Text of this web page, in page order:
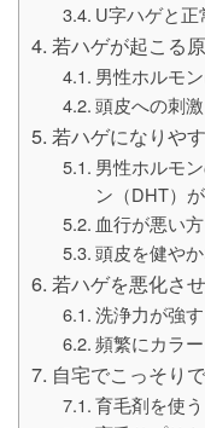
U字ハゲと
若ハゲが起こる
男性ホルモ
頭皮への刺激
若ハゲになりや
男性ホルモ
ン（DHT）
血行が悪い方
頭皮を健や
若ハゲを悪化さ
洗浄力が強
頻繁にカラ
自宅でこっそり
育毛剤を使う